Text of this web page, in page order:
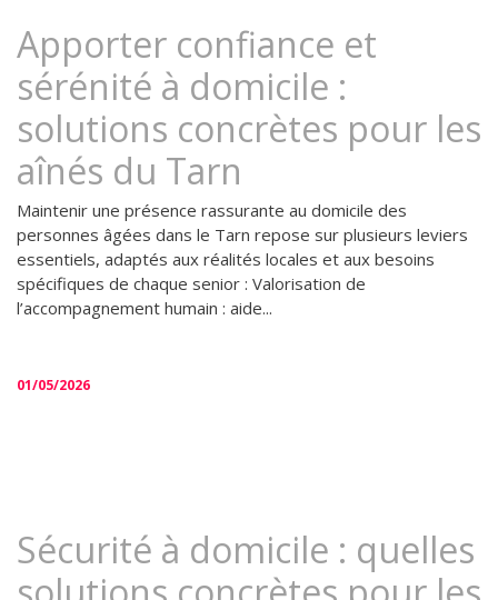
Apporter confiance et
sérénité à domicile :
solutions concrètes pour les
aînés du Tarn
Maintenir une présence rassurante au domicile des
personnes âgées dans le Tarn repose sur plusieurs leviers
essentiels, adaptés aux réalités locales et aux besoins
spécifiques de chaque senior : Valorisation de
l’accompagnement humain : aide...
01/05/2026
Sécurité à domicile : quelles